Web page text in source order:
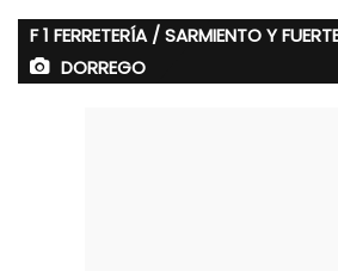
F 1 FERRETERÍA / SARMIENTO Y
DORREGO